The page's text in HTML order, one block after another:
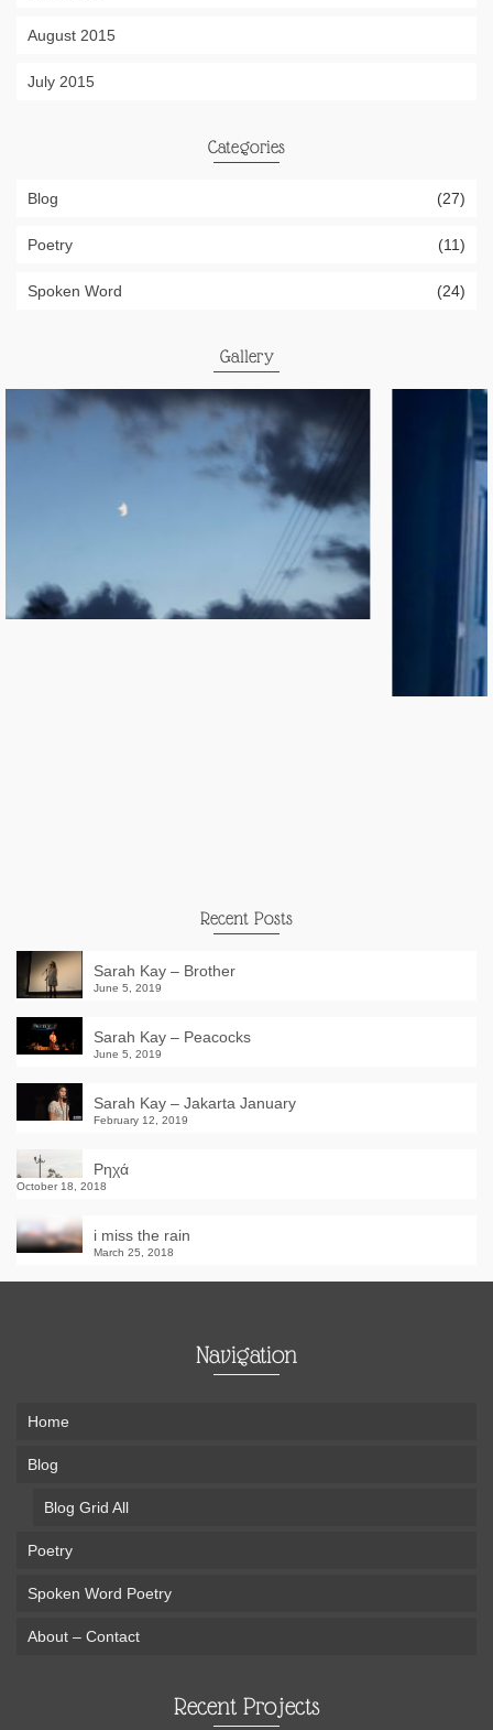
August 2015
July 2015
Categories
Blog (27)
Poetry (11)
Spoken Word (24)
Gallery
Recent Posts
Sarah Kay – Brother
June 5, 2019
Sarah Kay – Peacocks
June 5, 2019
Sarah Kay – Jakarta January
February 12, 2019
Ρηχά
October 18, 2018
i miss the rain
March 25, 2018
Navigation
Home
Blog
Blog Grid All
Poetry
Spoken Word Poetry
About – Contact
Recent Projects